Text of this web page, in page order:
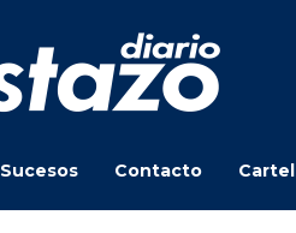
Sucesos Contacto